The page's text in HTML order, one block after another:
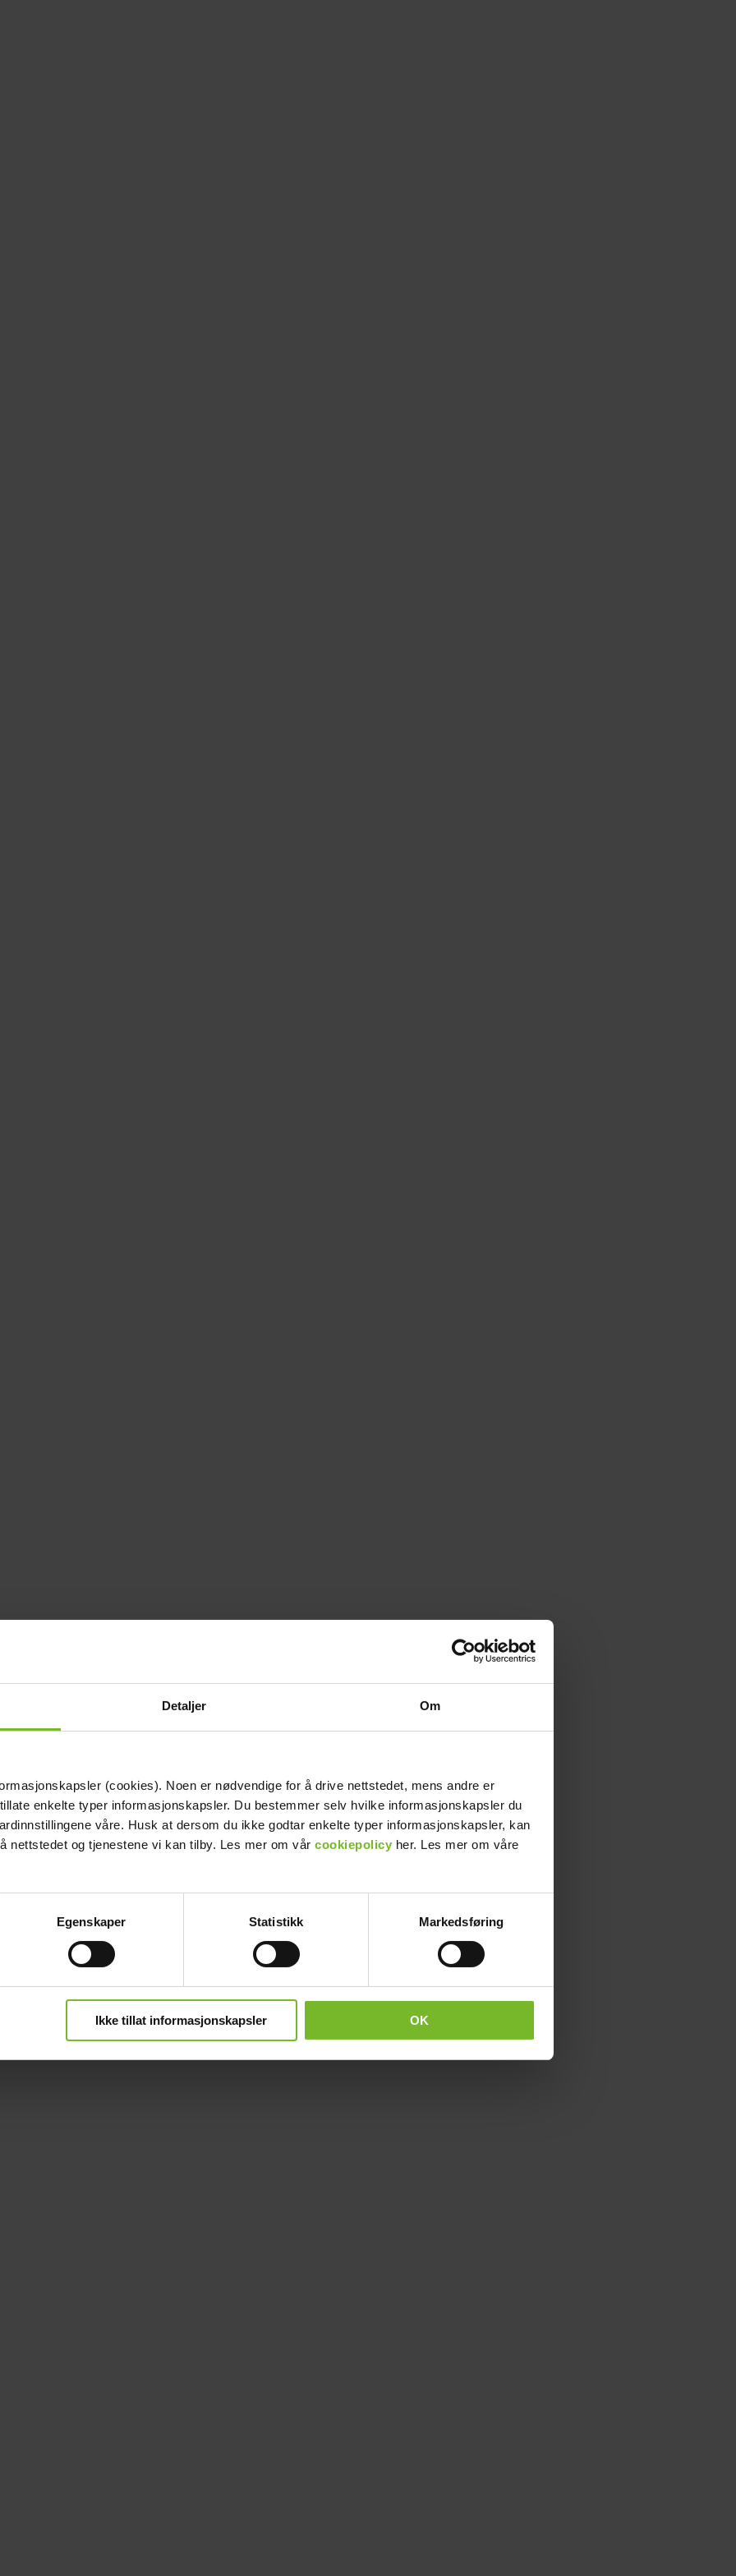
Detaljer Om
(cookies). Noen er nødvendige for å drive nettstedet, mens andre er
enkelte typer informasjonskapsler. Du bestemmer selv hvilke informasjonskapsler du
våre. Husk at dersom du ikke godtar enkelte typer informasjonskapsler, kan
nettstedet og tjenestene vi kan tilby. Les mer om vår cookiepolicy her. Les mer om våre
Egenskaper Statistikk Markedsføring
Ikke tillat informasjonskapsler OK